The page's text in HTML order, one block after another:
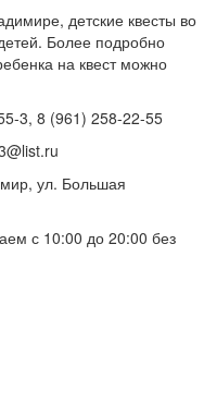
детские квесты во
Более подробно
на квест можно
3, 8 (961) 258-22-55
ул. Большая
с 10:00 до 20:00 без